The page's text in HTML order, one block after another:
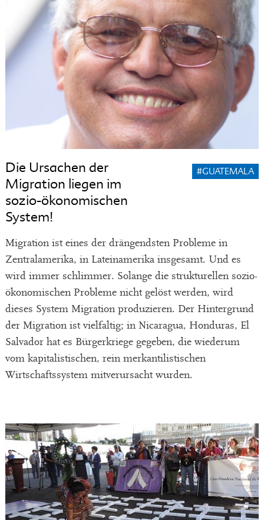
Die Ursachen der
Migration liegen im
sozio-ökonomischen
System!
#GUATEMALA
Migration ist eines der drängendsten Probleme in
Zentralamerika, in Lateinamerika insgesamt. Und es
wird immer schlimmer. Solange die strukturellen sozio-
ökonomischen Probleme nicht gelöst werden, wird
dieses System Migration produzieren. Der Hintergrund
der Migration ist vielfaltig; in Nicaragua, Honduras, El
Salvador hat es Bürgerkriege gegeben, die wiederum
vom kapitalistischen, rein merkantilistischen
Wirtschaftssystem mitverursacht wurden.